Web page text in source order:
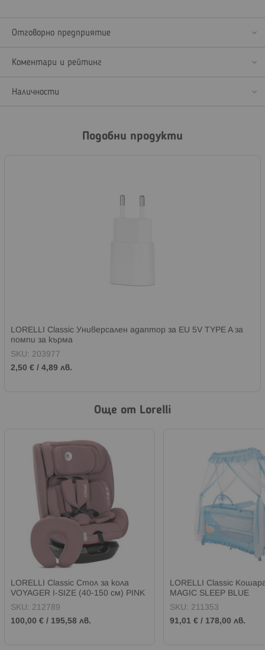
Отговорно предприятие
Коментари и рейтинг
Наличности
Подобни продукти
LORELLI Classic Универсален адаптор за EU 5V TYPE A за
помпи за кърма
SKU: 203977
2,50 € / 4,89 лв.
Още от Lorelli
LORELLI Classic Стол за кола
VOYAGER I-SIZE (40-150 см) PINK
SKU: 212789
100,00 € / 195,58 лв.
LORELLI Classic
MAGIC SLEEP BLUE
SKU: 211353
91,01 € / 178,00 лв.